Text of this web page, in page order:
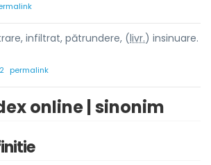
infiltrat, pătrundere, (livr.) insinuare.
permalink
online | sinonim